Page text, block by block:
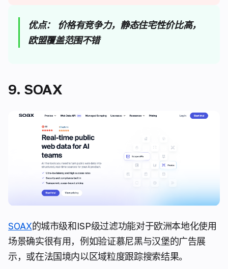
优点：
价格有竞争力，静态住宅性价比高，
欧盟覆盖范围不错
9. SOAX
SOAX的城市级和ISP级过滤功能对于欧洲本地化使用
场景确实很有用，例如验证慕尼黑与汉堡的广告展
示，或在法国境内以区域粒度跟踪搜索结果。